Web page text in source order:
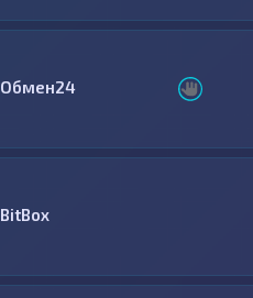
Обмен24
BitBox